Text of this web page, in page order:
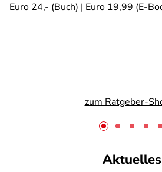
Euro 24,- (Buch) | Euro 19,99 (E-
zum Ratgeber-
Aktuelles